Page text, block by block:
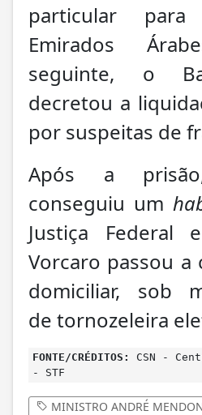
particular
Emirados
seguinte, o
decretou a
por suspeitas de
Após a
conseguiu um
Justiça Federal
Vorcaro passou
domiciliar, sob
de tornozeleira
FONTE/CRÉDITOS:
CSN -
- STF
MINISTRO ANDRÉ